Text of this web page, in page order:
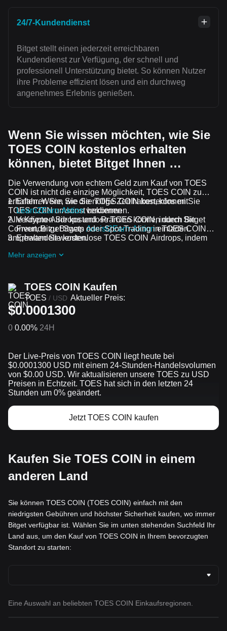
24/7-Kundendienst
Bitget stellt einen jederzeit erreichbaren
Kundendienst zur Verfügung, der schnell und
professionell Unterstützung bietet. So können Nutzer
ihre Probleme effizient lösen und ein durchweg
angenehmes Erlebnis genießen.
Wenn Sie wissen möchten, wie Sie
TOES COIN kostenlos erhalten
können, bietet Bitget Ihnen …
Die Verwendung von echtem Geld zum Kauf von TOES
COIN ist nicht die einzige Möglichkeit, TOES COIN zu
erhalten. Wenn Sie die nötige Zeit haben, können Sie
TOES COIN umsonst bekommen.
Erfahren Sie, wie Sie TOES COIN kostenlos mit
Learn2Earn-Aktionverdienen
Verdienen Sie kostenlose TOES COIN, indem Sie
Freunde zu Bitgets Assist2Earn-Aktioneinladen.
Erhalten Sie kostenlose TOES COIN Airdrops, indem
mitmachen
Alle Krypto-Airdrops und -Prämien können durch Bitget
Convert, Bitget Swap oder Spot-Trading in TOES COIN
umgewandelt werden.
Mehr anzeigen
TOES COIN Kaufen
TOES / USD Aktueller Preis:
$0.0001300
0 0.00% 24H
Der Live-Preis von TOES COIN liegt heute bei
$0.0001300 USD mit einem 24-Stunden-Handelsvolumen
von $0.00 USD. Wir aktualisieren unsere TOES zu USD
Preisen in Echtzeit. TOES hat sich in den letzten 24
Stunden um 0% geändert.
Jetzt TOES COIN kaufen
Kaufen Sie TOES COIN in einem
anderen Land
Sie können TOES COIN (TOES COIN) einfach mit den
niedrigsten Gebühren und höchster Sicherheit kaufen, wo immer
Bitget verfügbar ist. Wählen Sie im unten stehenden Suchfeld Ihr
Land aus, um den Kauf von TOES COIN in Ihrem bevorzugten
Standort zu starten:
Eine Auswahl an beliebten TOES COIN Einkaufsregionen.